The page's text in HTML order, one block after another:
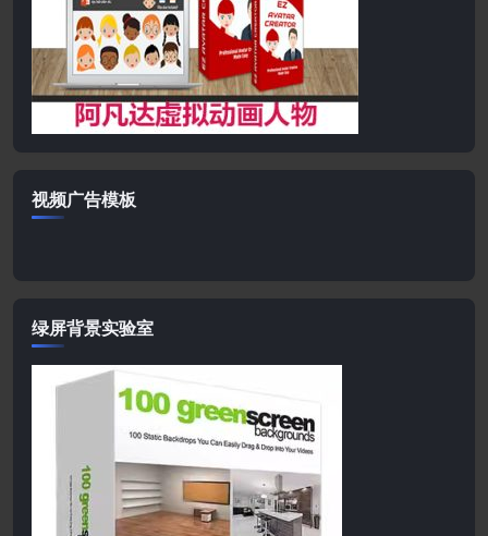
视频广告模板
绿屏背景实验室